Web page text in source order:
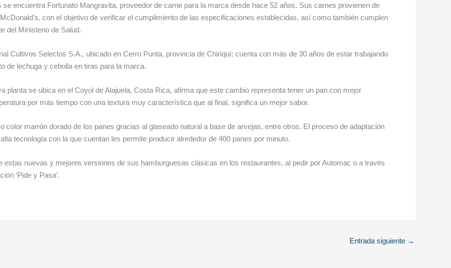
encuentra Fortunato Mangravita, proveedor de carne para la marca desde hace 52 años. Sus carnes provienen de
con el objetivo de verificar el cumplimiento de las especificaciones establecidas, así como también cumplen
del Ministerio de Salud.
Cultivos Selectos S.A., ubicado en Cerro Punta, provincia de Chiriquí; cuenta con más de 30 años de estar trabajando
de lechuga y cebolla en tiras para la marca.
planta se ubica en el Coyol de Alajuela, Costa Rica, afirma que este cambio representa tener un pan con mejor
por más tiempo con una textura muy característica que al final, significa un mejor sabor.
color marrón dorado de los panes gracias al glaseado natural a base de arvejas, entre otros. El proceso de adaptación
tecnología con la que cuentan les permite producir alrededor de 400 panes por minuto.
estas nuevas y mejores versiones de sus hamburguesas clásicas en los restaurantes, al pedir por Automac o a través
‘Pide y Pasa’.
Entrada siguiente →